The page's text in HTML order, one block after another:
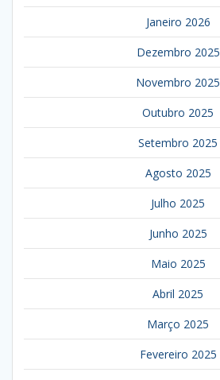
Janeiro 2026
Dezembro 2025
Novembro 2025
Outubro 2025
Setembro 2025
Agosto 2025
Julho 2025
Junho 2025
Maio 2025
Abril 2025
Março 2025
Fevereiro 2025